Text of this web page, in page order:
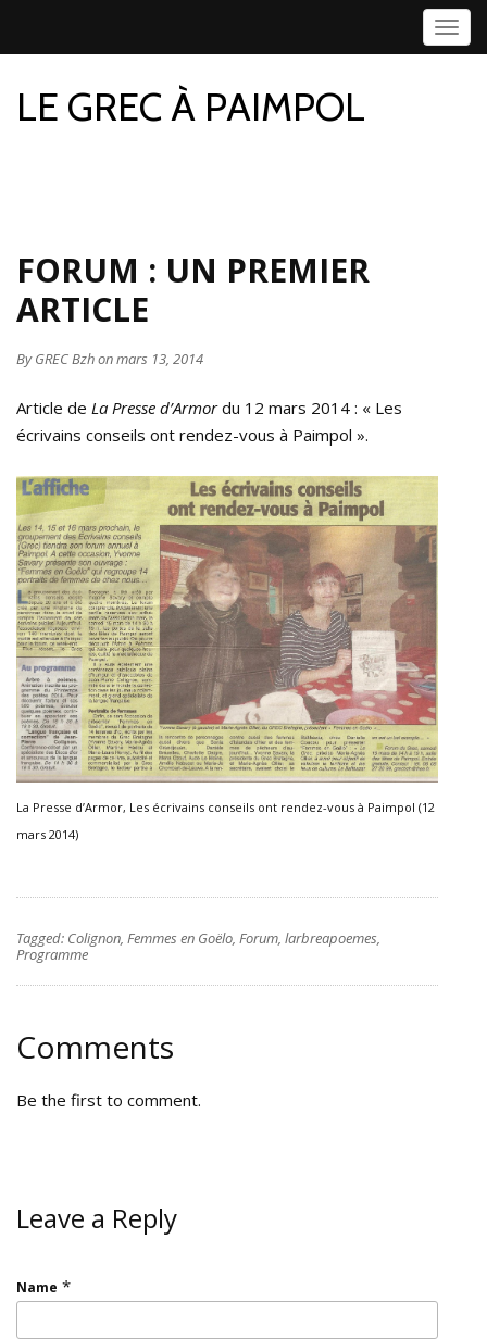
LE GREC À PAIMPOL
T
o
FORUM : UN PREMIER
ARTICLE
ByGREC Bzhon mars 13, 2014
Article de La Presse d’Armor du 12 mars 2014 : « Les
écrivains conseils ont rendez-vous à Paimpol ».
La Presse d’Armor, Les écrivains conseils ont rendez-vous à Paimpol (12
mars 2014)
Tagged: Colignon, Femmes en Goëlo, Forum, larbreapoemes,
Programme
Comments
Be the first to comment.
Leave a Reply
Name *